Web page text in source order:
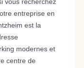
entreprise en
est la
modernes et
centre de